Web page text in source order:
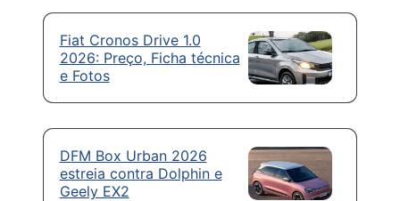
Fiat Cronos Drive 1.0
2026: Preço, Ficha técnica
e Fotos
DFM Box Urban 2026
estreia contra Dolphin e
Geely EX2